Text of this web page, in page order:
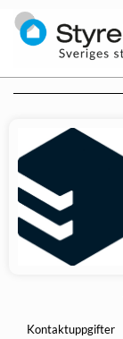
Kontaktuppgifter